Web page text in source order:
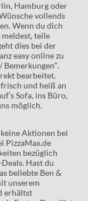
Hamburg oder
vollends
Wenn du dich
teile
dies bei der
easy online zu
Bemerkungen“.
bearbeitet.
und heiß an
Sofa, ins Büro,
möglich.
Aktionen bei
PizzaMax.de
bezüglich
Hast du
beliebte Ben &
unserem
erhältst